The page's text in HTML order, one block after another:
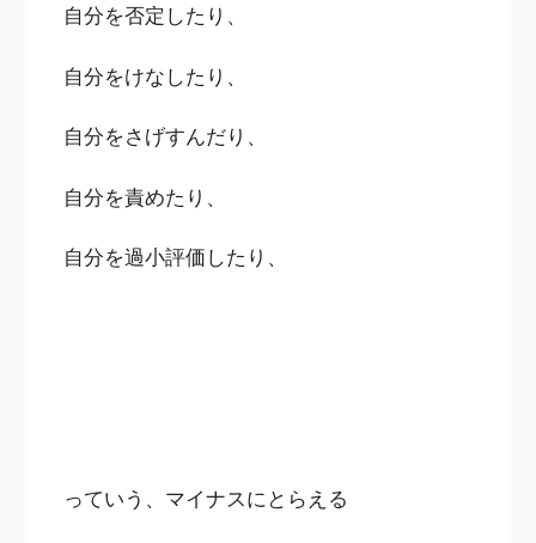
自分を否定したり、
自分をけなしたり、
自分をさげすんだり、
自分を責めたり、
自分を過小評価したり、
っていう、マイナスにとらえる